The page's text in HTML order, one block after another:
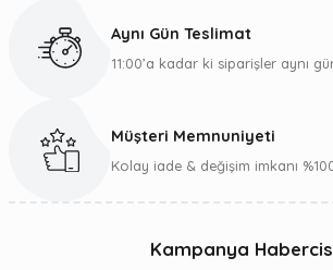
Aynı Gün Teslimat
11:00’a kadar ki siparişler aynı
Müşteri Memnuniyeti
Kolay iade & değişim imkanı
Kampanya